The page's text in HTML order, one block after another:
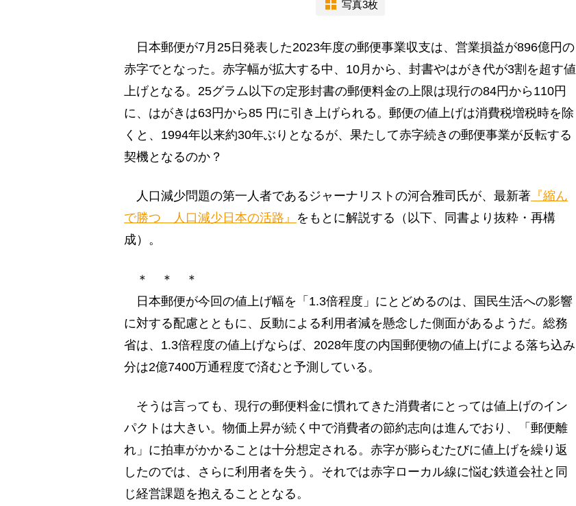
写真3枚
日本郵便が7月25日発表した2023年度の郵便事業収支は、営業損益が896億円の
赤字でとなった。赤字幅が拡大する中、10月から、封書やはがき代が3割を超す値
上げとなる。25グラム以下の定形封書の郵便料金の上限は現行の84円から110円
に、はがきは63円から85 円に引き上げられる。郵便の値上げは消費税増税時を除
くと、1994年以来約30年ぶりとなるが、果たして赤字続きの郵便事業が反転する
契機となるのか？
人口減少問題の第一人者であるジャーナリストの河合雅司氏が、最新著 『縮ん
で勝つ 人口減少日本の活路』 をもとに解説する（以下、同書より抜粋・再構
成）。
＊ ＊ ＊
日本郵便が今回の値上げ幅を「1.3倍程度」にとどめるのは、国民生活への影響
に対する配慮とともに、反動による利用者減を懸念した側面があるようだ。総務
省は、1.3倍程度の値上げならば、2028年度の内国郵便物の値上げによる落ち込み
分は2億7400万通程度で済むと予測している。
そうは言っても、現行の郵便料金に慣れてきた消費者にとっては値上げのイン
パクトは大きい。物価上昇が続く中で消費者の節約志向は進んでおり、「郵便離
れ」に拍車がかかることは十分想定される。赤字が膨らむたびに値上げを繰り返
したのでは、さらに利用者を失う。それでは赤字ローカル線に悩む鉄道会社と同
じ経営課題を抱えることとなる。